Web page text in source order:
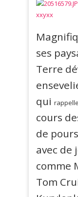
ses
Terre
qui
cours
de
avec de
comme
Tom